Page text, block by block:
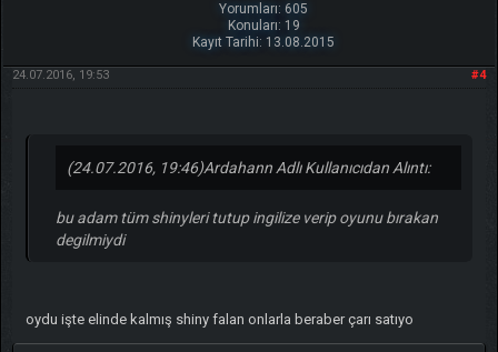
Yorumları: 605
Konuları: 19
Kayıt Tarihi: 13.08.2015
#4
24.07.2016, 19:53
(24.07.2016, 19:46)Ardahann Adlı Kullanıcıdan Alıntı:
bu adam tüm shinyleri tutup ingilize verip oyunu bırakan
degilmiydi
oydu işte elinde kalmış shiny falan onlarla beraber çarı satıyo